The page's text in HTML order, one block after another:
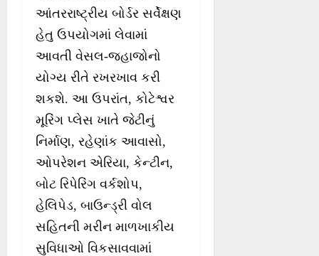
આંતરરાષ્ટ્રીય બોર્ડર સર્વેક્ષણ
હેતુ ઉપયોગમાં લેવામાં
આવતી વેસલ-જહાજોનો
યોગ્ય રીતે રખરખાવ કરી
શકશે. આ ઉપરાંત, કોટેશ્વર
મૂરિંગ પ્લેસ ખાતે જેટીનું
નિર્માણ, રહેણાંક આવાસો,
ઓપરેશન એરિયા, કેન્ટીન,
બોટ રિપેરિંગ વર્કશોપ,
હેલિપેડ, બાઉન્ડ્રી વોલ
સહિતની મરીન માળખાકીય
સુવિધાઓ વિકસાવવામાં